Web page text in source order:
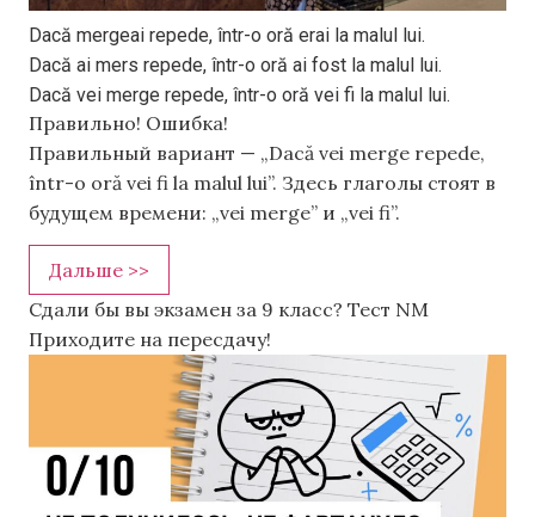
Dacă mergeai repede, într-o oră erai la malul lui.
Dacă ai mers repede, într-o oră ai fost la malul lui.
Dacă vei merge repede, într-o oră vei fi la malul lui.
Правильно! Ошибка!
Правильный вариант — „Dacă vei merge repede,
într-o oră vei fi la malul lui”. Здесь глаголы стоят в
будущем времени: „vei merge” и „vei fi”.
Дальше >>
Сдали бы вы экзамен за 9 класс? Тест NM
Приходите на пересдачу!